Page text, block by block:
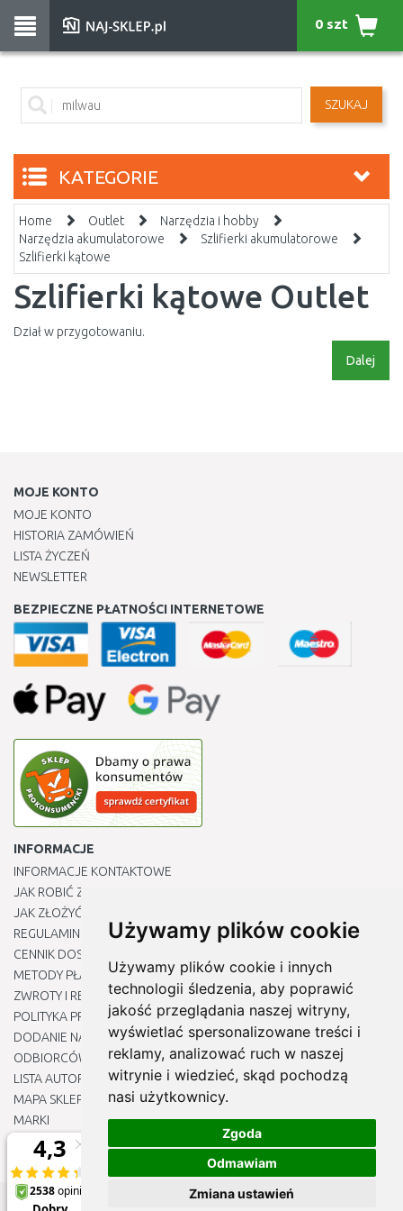
Używamy plików cookie
Używamy plików cookie i innych
technologii śledzenia, aby poprawić
jakość przeglądania naszej witryny,
wyświetlać spersonalizowane treści i
reklamy, analizować ruch w naszej
witrynie i wiedzieć, skąd pochodzą
nasi użytkownicy.
Zgoda
Odmawiam
Zmiana ustawień
SZUKAJ
0 szt
KATEGORIE
Home Outlet
Narzędzia i hobby
Narzędzia akumulatorowe
Szlifierki akumulatorowe
Szlifierki kątowe
Szlifierki kątowe Outlet
Dział w przygotowaniu.
Dalej
MOJE KONTO
MOJE KONTO
HISTORIA ZAMÓWIEŃ
LISTA ŻYCZEŃ
NEWSLETTER
BEZPIECZNE PŁATNOŚCI INTERNETOWE
INFORMACJE
INFORMACJE KONTAKTOWE
JAK ROBIĆ ZAKUPY ?
JAK ZŁOŻYĆ REKLAMACJĘ
REGULAMIN
CENNIK DOSTAWY
METODY PŁATNOŚCI
ZWROTY I REKLAMACJE PRODUKTÓW
POLITYKA PRYWATNOŚCI
DODANIE NASZYCH ADRESÓW E-MAIL DO LISTY ZAUFANYCH
ODBIORCÓW
LISTA AUTORYZOWANYCH CENTRÓW SERWISOWYCH
MAPA SKLEPU
MARKI
BLOGU
EDYTUJ MOJE PREFERENCJE DOTYCZĄCE PLIKÓW COOKIE